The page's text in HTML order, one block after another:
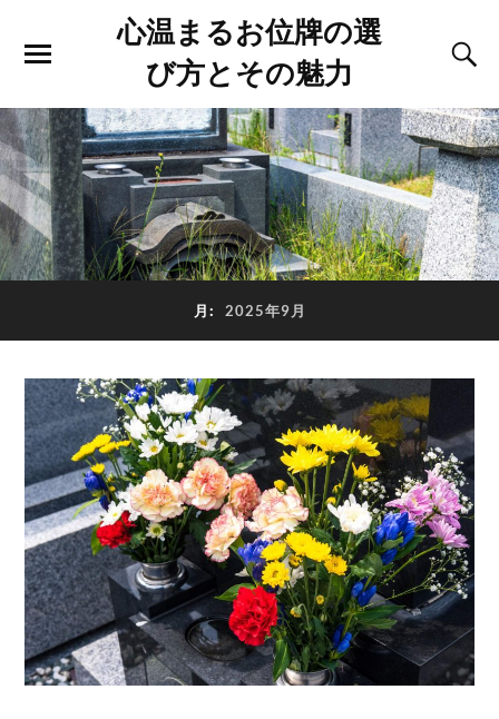
心温まるお位牌の選
び方とその魅力
月: 2025年9月